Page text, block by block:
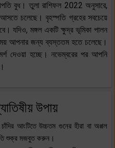
বুধ। তুলা রাশিফল ​​2022 অনুসারে,
চলেছে। বৃহস্পতি গ্রহের সবচেয়ে
যদিও, মঙ্গল একটি ক্ষুদ্র ভূমিকা পালন
আপনার জন্য ব্যস্ততম হতে চলেছে।
দেওয়া হচ্ছে। নভেম্বরের পর আপনি
উপায়
আংটিতে উচ্চতম গুনের হীরা বা অপ্পল
শুক্র মজবুত করুন।